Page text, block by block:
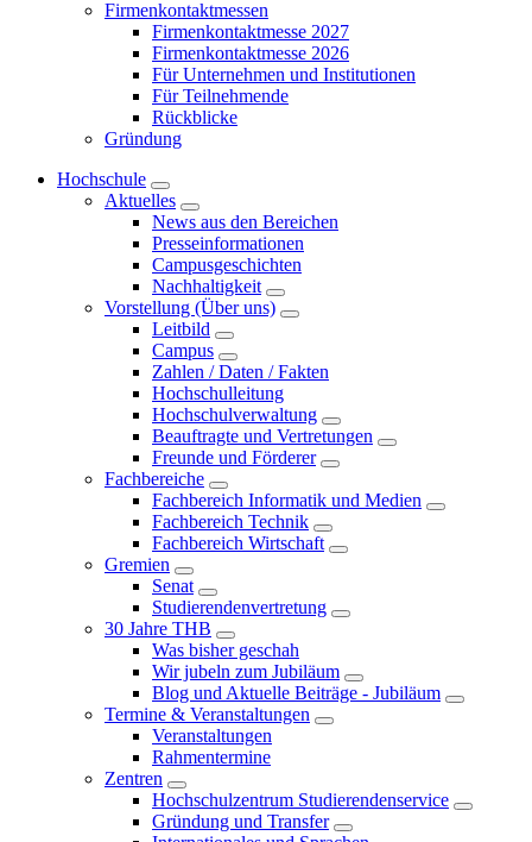
Firmenkontaktmessen
Firmenkontaktmesse 2027
Firmenkontaktmesse 2026
Für Unternehmen und Institutionen
Für Teilnehmende
Rückblicke
Gründung
Hochschule
Aktuelles
News aus den Bereichen
Presseinformationen
Campusgeschichten
Nachhaltigkeit
Vorstellung (Über uns)
Leitbild
Campus
Zahlen / Daten / Fakten
Hochschulleitung
Hochschulverwaltung
Beauftragte und Vertretungen
Freunde und Förderer
Fachbereiche
Fachbereich Informatik und Medien
Fachbereich Technik
Fachbereich Wirtschaft
Gremien
Senat
Studierendenvertretung
30 Jahre THB
Was bisher geschah
Wir jubeln zum Jubiläum
Blog und Aktuelle Beiträge - Jubiläum
Termine & Veranstaltungen
Veranstaltungen
Rahmentermine
Zentren
Hochschulzentrum Studierendenservice
Gründung und Transfer